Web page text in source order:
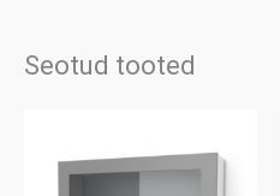
Seotud tooted